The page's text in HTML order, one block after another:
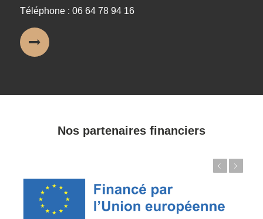
Téléphone : 06 64 78 94 16
Nos partenaires financiers